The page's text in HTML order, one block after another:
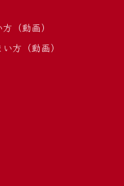
（動画）
方（動画）